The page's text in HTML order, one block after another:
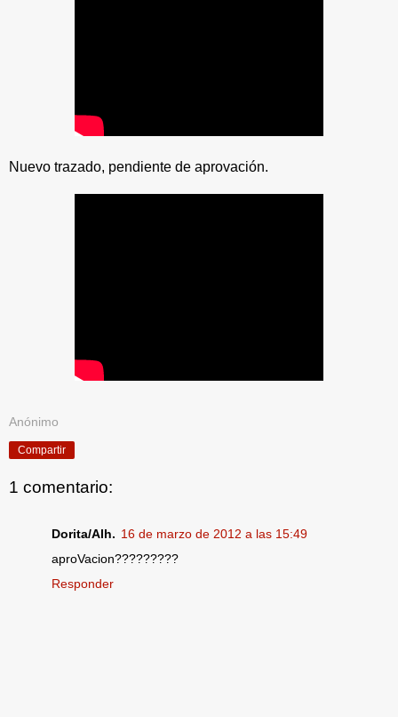
Nuevo trazado, pendiente de aprovación.
Anónimo
Compartir
1 comentario:
Dorita/Alh. 16 de marzo de 2012 a las 15:49
aproVacion?????????
Responder